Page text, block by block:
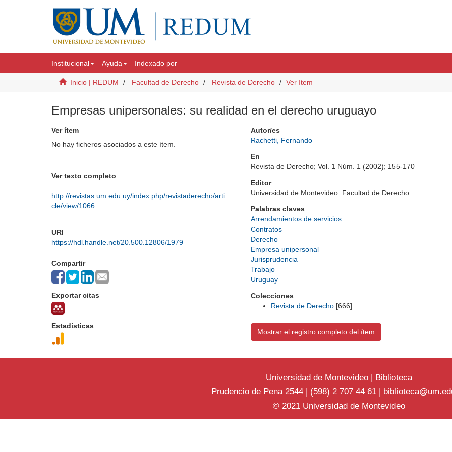
Institucional Ayuda Indexado por
Inicio | REDUM Facultad de Derecho Revista de Derecho Ver ítem
Empresas unipersonales: su realidad en el derecho uruguayo
Ver ítem
No hay ficheros asociados a este ítem.
Ver texto completo
http://revistas.um.edu.uy/index.php/revistaderecho/arti
cle/view/1066
URI
https://hdl.handle.net/20.500.12806/1979
Compartir
Exportar citas
Estadísticas
Autor/es
Rachetti, Fernando
En
Revista de Derecho; Vol. 1 Núm. 1 (2002); 155-170
Editor
Universidad de Montevideo. Facultad de Derecho
Palabras claves
Arrendamientos de servicios
Contratos
Derecho
Empresa unipersonal
Jurisprudencia
Trabajo
Uruguay
Colecciones
Revista de Derecho [666]
Mostrar el registro completo del ítem
Universidad de Montevideo | Biblioteca
Prudencio de Pena 2544 | (598) 2 707 44 61 |
© 2021 Universidad de Montevideo